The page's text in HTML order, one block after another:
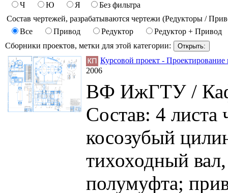
Ч
Ю Я
Без фильтра
Состав чертежей, разрабатываются чертежи (Редукторы /
Все
Привод Редуктор
Редуктор + Привод
Сборники проектов, метки для этой категории:
Курсовой проект -
2006
ВФ ИжГТУ /
Состав: 4
косозубый
тихоходный
полумуфта;